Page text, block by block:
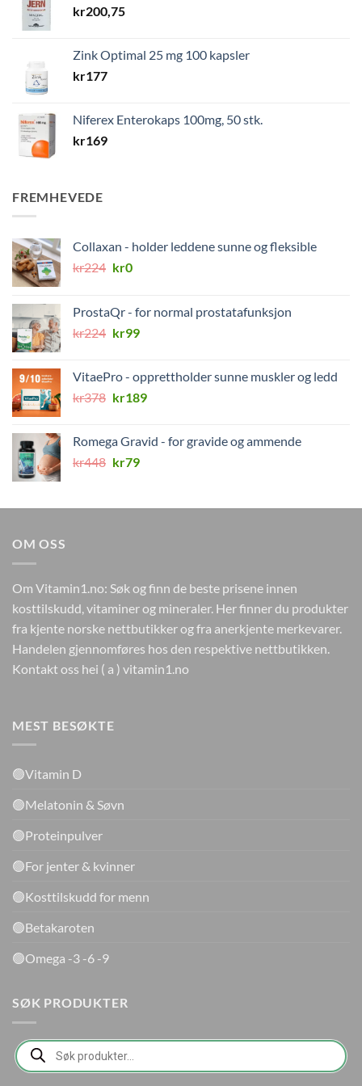
kr200,75
Zink Optimal 25 mg 100 kapsler
kr177
Niferex Enterokaps 100mg, 50 stk.
kr169
FREMHEVEDE
Collaxan - holder leddene sunne og fleksible
kr224 Opprinnelig
kr224.
kr0Nåværende
kr0.
ProstaQr - for normal prostatafunksjon
kr224 Opprinnelig
kr224.
kr99Nåværende
kr99.
VitaePro - opprettholder sunne muskler og ledd
kr378 Opprinnelig
kr378.
kr189Nåværende
kr189.
Romega Gravid - for gravide og ammende
kr448 Opprinnelig
kr448.
kr79Nåværende
kr79.
OM OSS
Om Vitamin1.no: Søk og finn de beste prisene innen
kosttilskudd, vitaminer og mineraler. Her finner du produkter
fra kjente norske nettbutikker og fra anerkjente merkevarer.
Handelen gjennomføres hos den respektive nettbutikken.
Kontakt oss hei ( a ) vitamin1.no
MEST BESØKTE
🟢Vitamin D
🟢Melatonin & Søvn
🟢Proteinpulver
🟢For jenter & kvinner
🟢Kosttilskudd for menn
🟢Betakaroten
🟢Omega -3 -6 -9
SØK PRODUKTER
Products
search